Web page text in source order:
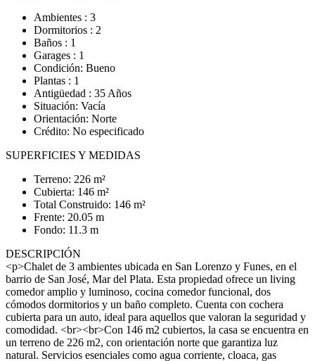
Ambientes : 3
Dormitorios : 2
Baños : 1
Garages : 1
Condición: Bueno
Plantas : 1
Antigüedad : 35 Años
Situación: Vacía
Orientación: Norte
Crédito: No especificado
SUPERFICIES Y MEDIDAS
Terreno: 226 m²
Cubierta: 146 m²
Total Construido: 146 m²
Frente: 20.05 m
Fondo: 11.3 m
DESCRIPCIÓN
<p>Chalet de 3 ambientes ubicada en San Lorenzo y Funes, en el
barrio de San José, Mar del Plata. Esta propiedad ofrece un living
comedor amplio y luminoso, cocina comedor funcional, dos
cómodos dormitorios y un baño completo. Cuenta con cochera
cubierta para un auto, ideal para aquellos que valoran la seguridad y
comodidad. <br><br>Con 146 m2 cubiertos, la casa se encuentra en
un terreno de 226 m2, con orientación norte que garantiza luz
natural. Servicios esenciales como agua corriente, cloaca, gas